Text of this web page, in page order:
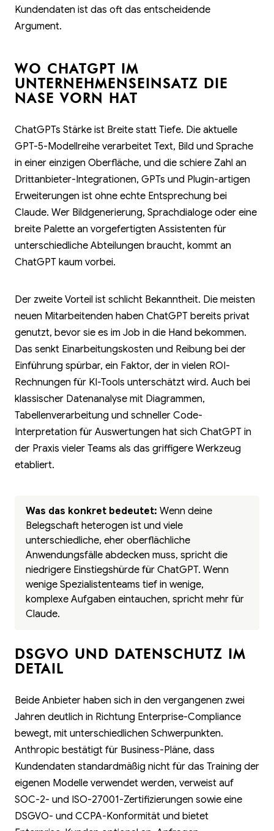
Kundendaten ist das oft das entscheidende
Argument.
WO CHATGPT IM
UNTERNEHMENSEINSATZ DIE
NASE VORN HAT
ChatGPTs Stärke ist Breite statt Tiefe. Die aktuelle
GPT-5-Modellreihe verarbeitet Text, Bild und Sprache
in einer einzigen Oberfläche, und die schiere Zahl an
Drittanbieter-Integrationen, GPTs und Plugin-artigen
Erweiterungen ist ohne echte Entsprechung bei
Claude. Wer Bildgenerierung, Sprachdialoge oder eine
breite Palette an vorgefertigten Assistenten für
unterschiedliche Abteilungen braucht, kommt an
ChatGPT kaum vorbei.
Der zweite Vorteil ist schlicht Bekanntheit. Die meisten
neuen Mitarbeitenden haben ChatGPT bereits privat
genutzt, bevor sie es im Job in die Hand bekommen.
Das senkt Einarbeitungskosten und Reibung bei der
Einführung spürbar, ein Faktor, der in vielen ROI-
Rechnungen für KI-Tools unterschätzt wird. Auch bei
klassischer Datenanalyse mit Diagrammen,
Tabellenverarbeitung und schneller Code-
Interpretation für Auswertungen hat sich ChatGPT in
der Praxis vieler Teams als das griffigere Werkzeug
etabliert.
Was das konkret bedeutet: Wenn deine
Belegschaft heterogen ist und viele
unterschiedliche, eher oberflächliche
Anwendungsfälle abdecken muss, spricht die
niedrigere Einstiegshürde für ChatGPT. Wenn
wenige Spezialistenteams tief in wenige,
komplexe Aufgaben eintauchen, spricht mehr für
Claude.
DSGVO UND DATENSCHUTZ IM
DETAIL
Beide Anbieter haben sich in den vergangenen zwei
Jahren deutlich in Richtung Enterprise-Compliance
bewegt, mit unterschiedlichen Schwerpunkten.
Anthropic bestätigt für Business-Pläne, dass
Kundendaten standardmäßig nicht für das Training der
eigenen Modelle verwendet werden, verweist auf
SOC-2- und ISO-27001-Zertifizierungen sowie eine
DSGVO- und CCPA-Konformität und bietet